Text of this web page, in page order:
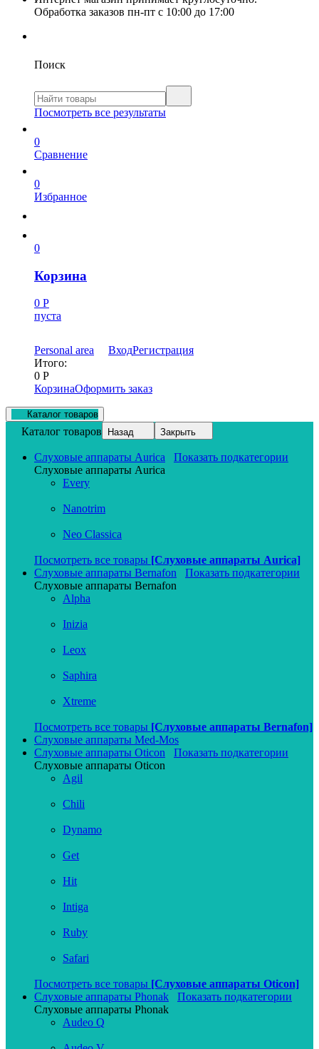
Обработка заказов пн-пт с 10:00 до 17:00
Поиск
Посмотреть все результаты
0
Сравнение
0
Избранное
0
Корзина
0 Р
пуста
Personal area ВходРегистрация
Итого:
0 Р
КорзинаОформить заказ
Каталог товаров
Каталог товаров Назад Закрыть
Слуховые аппараты Aurica
Показать подкатегории
Слуховые аппараты Aurica
Every
Nanotrim
Neo Classica
Посмотреть все товары [Слуховые аппараты Aurica]
Слуховые аппараты Bernafon
Показать подкатегории
Слуховые аппараты Bernafon
Alpha
Inizia
Leox
Saphira
Xtreme
Посмотреть все товары [Слуховые аппараты Bernafon]
Слуховые аппараты Med-Mos
Слуховые аппараты Oticon
Показать подкатегории
Слуховые аппараты Oticon
Agil
Chili
Dynamo
Get
Hit
Intiga
Ruby
Safari
Посмотреть все товары [Слуховые аппараты Oticon]
Слуховые аппараты Phonak
Показать подкатегории
Слуховые аппараты Phonak
Audeo Q